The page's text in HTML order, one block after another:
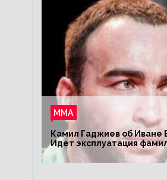
ММА
Камил Гаджиев об Иване
Идет эксплуатация
Емельяненко